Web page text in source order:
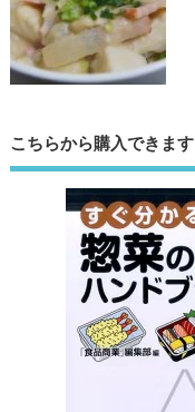
こちらから購入できます